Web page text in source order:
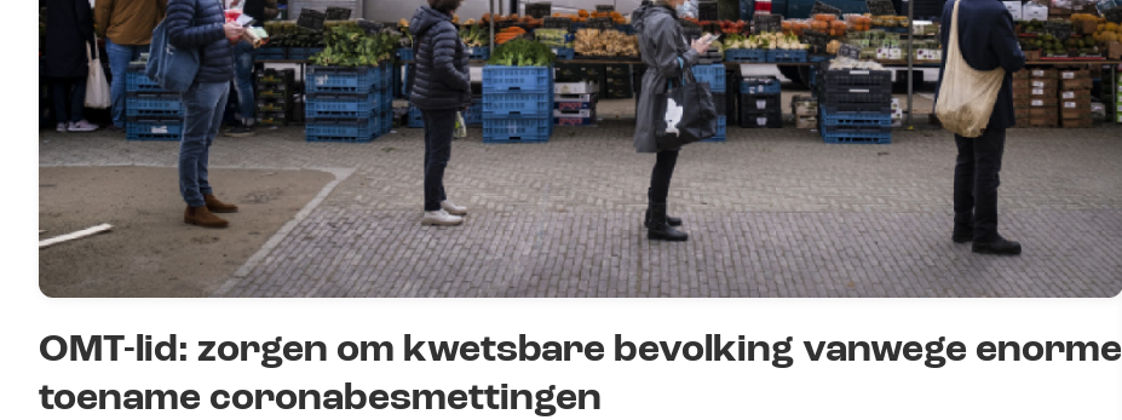
OMT-lid: zorgen om kwetsbare bevolking vanwege enorme
toename coronabesmettingen